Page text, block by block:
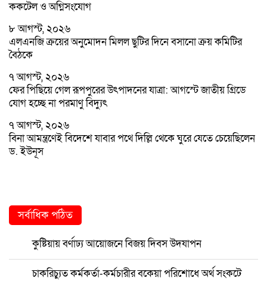
ককটেল ও অগ্নিসংযোগ
৮ আগস্ট, ২০২৬
এলএনজি ক্রয়ের অনুমোদন মিলল ছুটির দিনে বসানো ক্রয় কমিটির
বৈঠকে
৭ আগস্ট, ২০২৬
ফের পিছিয়ে গেল রূপপুরের উৎপাদনের যাত্রা: আগস্টে জাতীয় গ্রিডে
যোগ হচ্ছে না পরমাণু বিদ্যুৎ
৭ আগস্ট, ২০২৬
বিনা আমন্ত্রণেই বিদেশে যাবার পথে দিল্লি থেকে ঘুরে যেতে চেয়েছিলেন
ড. ইউনূস
সর্বাধিক পঠিত
কুষ্টিয়ায় বর্ণাঢ্য আয়োজনে বিজয় দিবস উদযাপন
চাকরিচ্যুত কর্মকর্তা-কর্মচারীর বকেয়া পরিশোধে অর্থ সংকটে